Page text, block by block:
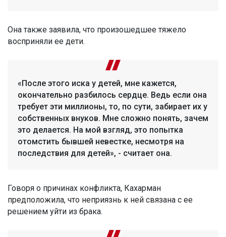
Она также заявила, что произошедшее тяжело
восприняли ее дети.
«После этого иска у детей, мне кажется,
окончательно разбилось сердце. Ведь если она
требует эти миллионы, то, по сути, забирает их у
собственных внуков. Мне сложно понять, зачем
это делается. На мой взгляд, это попытка
отомстить бывшей невестке, несмотря на
последствия для детей», - считает она.
Говоря о причинах конфликта, Кахарман
предположила, что неприязнь к ней связана с ее
решением уйти из брака.